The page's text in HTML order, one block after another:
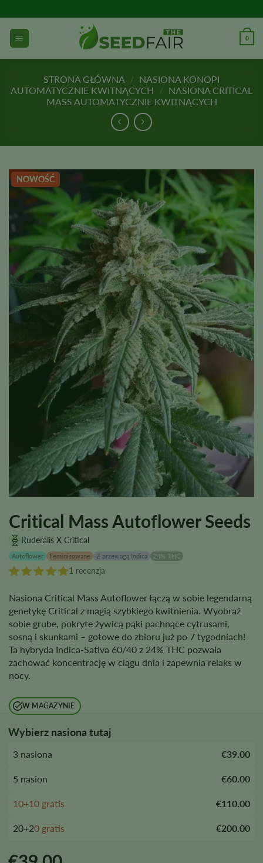
do
treści
0
STRONA GŁÓWNA / NASIONA KONOPI
AUTOMATYCZNIE KWITNĄCYCH
/ NASIONA CRITICAL
MASS AUTOMATYCZNIE KWITNĄCYCH
NOWOŚĆ
Critical Mass Autoflower Seeds
Ruderalis X Critical
Autoflower Feminizowane Z przewagą Indica 24% THC
1 recenzja
Nasiona Critical Mass Autoflower łączą w sobie legendarną
genetykę Critical z magią szybkiego kwitnienia. Wyobraź
sobie grube, pokryte żywicą pąki pachnące cytrusami,
sosną i skunkami – gotowe do zbioru już po 7 tygodniach!
Ta hybryda Indica-Sativa 60/40 z 24% THC pozwala
zachować koncentrację w ciągu dnia i zapewnia relaks w
nocy.
W MAGAZYNIE
Wybierz nasiona tutaj
3 nasiona €39.00
5 nasion €60.00
10+10 gratis €110.00
20+20 gratis €200.00